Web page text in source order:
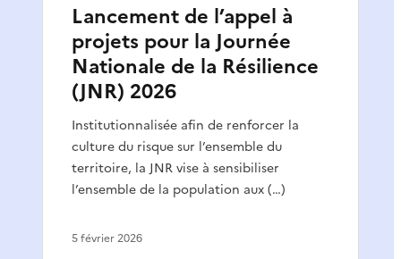
Lancement de l’appel à
projets pour la Journée
Nationale de la Résilience
(JNR) 2026
Institutionnalisée afin de renforcer la
culture du risque sur l’ensemble du
territoire, la JNR vise à sensibiliser
l’ensemble de la population aux (…)
5 février 2026